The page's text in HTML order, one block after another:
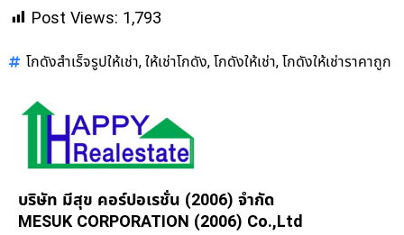
Post Views: 1,793
โกดังสำเร็จรูปให้เช่า, ให้เช่าโกดัง, โกดังให้เช่า, โกดังให้เช่าราคาถูก
บริษัท มีสุข คอร์ปอเรชั่น (2006) จำกัด
MESUK CORPORATION (2006) Co.,Ltd